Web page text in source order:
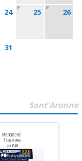
24 25 26
31
Sant'Aronne